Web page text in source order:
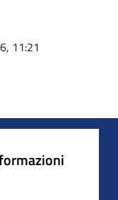
11:21